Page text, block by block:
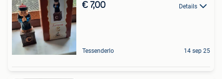
€ 7,00 Details
Tessenderlo 14 sep 25